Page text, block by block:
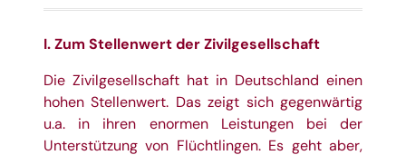
I. Zum Stellenwert der Zivilgesellschaft
Die Zivilgesellschaft hat in Deutschland einen
hohen Stellenwert. Das zeigt sich gegenwärtig
u.a. in ihren enormen Leistungen bei der
Unterstützung von Flüchtlingen. Es geht aber,